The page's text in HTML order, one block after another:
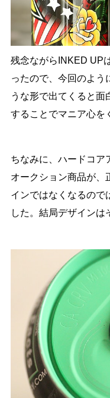
残念ながらINKED UP
ったので、今回のよう
うな形で出てくると面
することでマニア心を
ちなみに、ハードコア
オークション商品が、
インではなくなるので
した。結局デザインは